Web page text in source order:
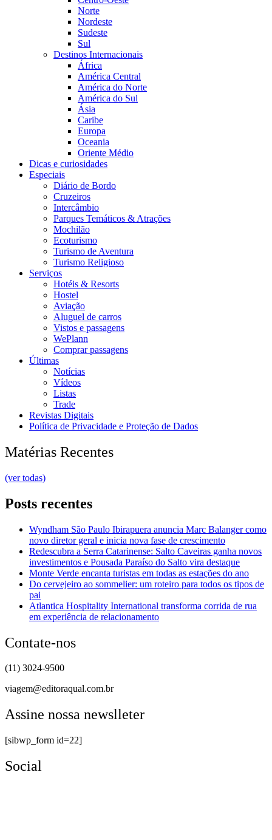
Norte
Nordeste
Sudeste
Sul
Destinos Internacionais
África
América Central
América do Norte
América do Sul
Ásia
Caribe
Europa
Oceania
Oriente Médio
Dicas e curiosidades
Especiais
Diário de Bordo
Cruzeiros
Intercâmbio
Parques Temáticos & Atrações
Mochilão
Ecoturismo
Turismo de Aventura
Turismo Religioso
Serviços
Hotéis & Resorts
Hostel
Aviação
Aluguel de carros
Vistos e passagens
WePlann
Comprar passagens
Últimas
Notícias
Vídeos
Listas
Trade
Revistas Digitais
Política de Privacidade e Proteção de Dados
Matérias Recentes
(ver todas)
Posts recentes
Wyndham São Paulo Ibirapuera anuncia Marc Balanger como
novo diretor geral e inicia nova fase de crescimento
Redescubra a Serra Catarinense: Salto Caveiras ganha novos
investimentos e Pousada Paraíso do Salto vira destaque
Monte Verde encanta turistas em todas as estações do ano
Do cervejeiro ao sommelier: um roteiro para todos os tipos de
pai
Atlantica Hospitality International transforma corrida de rua
em experiência de relacionamento
Contate-nos
(11) 3024-9500
viagem@editoraqual.com.br
Assine nossa newslleter
[sibwp_form id=22]
Social